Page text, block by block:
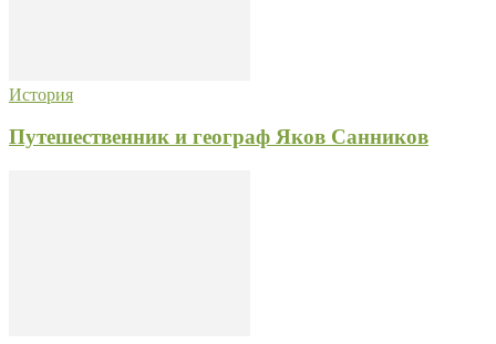
История
Путешественник и географ Яков Санников